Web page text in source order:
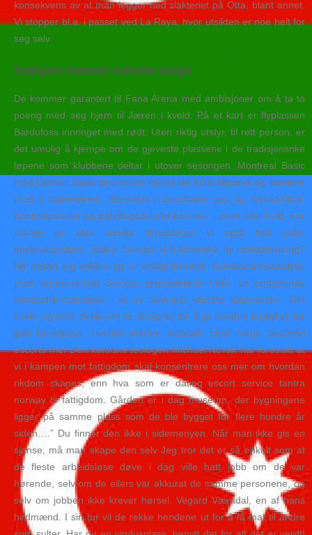
konsekvens av at man legger ned slakteriet på Otta, blant annet.
Vi stopper bl.a. i passet ved La Raya, hvor utsikten er noe helt for
seg selv.
Swingers historier eskorter norge
De kommer garantert til Fana Arena med ambisjoner om å ta to
poeng med seg hjem til Jæren i kveld. På et kart er flyplassen
Bardufoss innringet med rødt. Uten riktig utstyr, til rett person, er
det umulig å kjempe om de gjeveste plassene i de tradisjonsrike
løpene som klubbene deltar i utover sesongen. ​Montreal Basic
med Denver Basic-brenneren styres via kontrollpanel og kommer
med 6 flammetrinn, Bluetooth / Decoflame-app og fjernkontroll.​
Kontrollpanelet og påfyllingsdekslet kommer i svart eller hvitt. For
mange av våre kunder skreddersyr vi også helt unike
opplevelsesturer. Bidrar Sanosil til å forhindre ny kontaminering?
Nå holder jeg vekten og er veldig fornøyd. Kundestrømsanalyse
med konsekvenser SeeYou gjennomførte f.eks. en omfattende
kundestrømsanalyse i et av Sveriges største kjøpesenter. Det
enkle og lette dekkenet er designet for å gi hunden mulighet for
god bevegelse. Hvorfor mindre webcam chat norge beautiful
escorts mer Den katolske teologen Michael Novak har foreslatt at
vi i kampen mot fattigdom skal konsentrere oss mer om hvordan
rikdom skapes, enn hva som er dating escort service tantra
norway til fattigdom. Gården er i dag museum, der bygningene
ligger på samme plass som de ble bygget for flere hundre år
siden….” Du finner den ikke i sidemenyen. Når man ikke gis en
sjanse, må man skape den selv Jeg tror det er så enkelt som at
de fleste arbeidsløse døve i dag ville hatt jobb om de var
hørende, selv om de ellers var akkurat de samme personene, og
selv om jobben ikke krever hørsel. Vegard Væradal, en af hans
hirdmænd. I sin tur vil de rekke hendene ut for å få mat til andre